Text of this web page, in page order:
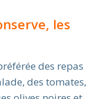
les
des repas
des tomates,